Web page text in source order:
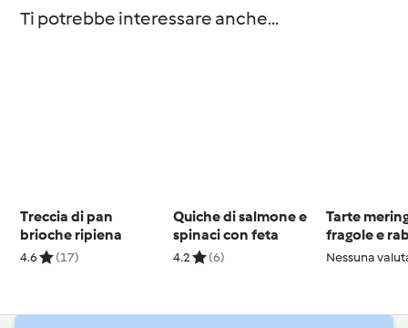
Ti potrebbe interessare anche...
Treccia di pan
brioche ripiena
4.6 (17)
Quiche di salmone e
spinaci con feta
4.2 (6)
Tarte
fragole e
Nessuna